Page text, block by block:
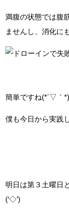
満腹の状態では腹
ませんし、消化に
簡単ですね(*´▽｀*)
僕も今日から実践
明日は第３土曜日
(‘◇’)ゞ